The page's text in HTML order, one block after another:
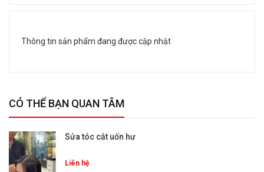
Thông tin sản phẩm đang được cập nhật
CÓ THỂ BẠN QUAN TÂM
Sửa tóc cắt uốn hư
Liên hệ